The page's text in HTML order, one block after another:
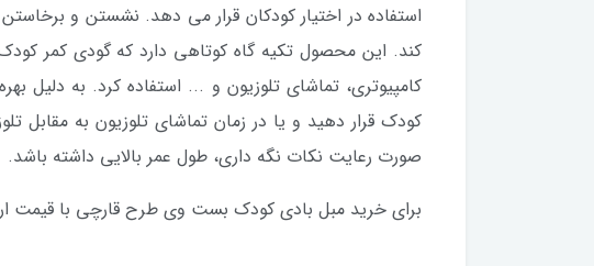
استفاده در اختیار کودکان قرار می دهد. نشستن و
کند. این محصول تکیه گاه کوتاهی دارد که گودی کمر
کامپیوتری، تماشای تلوزیون و ... استفاده کرد. به دلیل
کودک قرار دهید و یا در زمان تماشای تلوزیون به
صورت رعایت نکات نگه داری، طول عمر بالایی داشته باشد.
برای خرید مبل بادی کودک بست وی طرح قارچی با قیمت